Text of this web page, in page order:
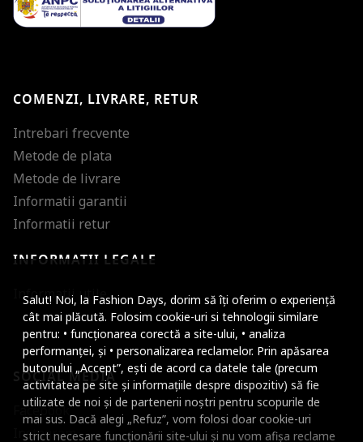
Salut! Noi, la Fashion Days, dorim să îți oferim o experiență
cât mai plăcută. Folosim cookie-uri si tehnologii similare
pentru: • funcționarea corectă a site-ului, • analiza
performanței, și • personalizarea reclamelor. Prin apăsarea
butonului „Accept”, ești de acord ca datele tale (precum
activitatea pe site și informațiile despre dispozitiv) să fie
utilizate de noi și de partenerii noștri pentru scopurile de
mai sus. Dacă alegi „Refuz”, vom folosi doar cookie-uri
strict necesare funcționării site-ului și nu vom afișa reclame
COMENZI, LIVRARE, RETUR
Intrebari frecvente
Metode de plata
Metode de livrare
Informatii garantii
Informatii retur
INFORMATII LEGALE
Informatii utile
SOCIAL MEDIA
Facebook
Instagram
Micsoreaza
Mareste spatierea
Micsoreaza
Mareste inaltimea